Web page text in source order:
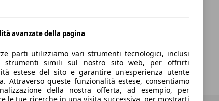
avanzate della pagina
parti utilizziamo vari strumenti tecnologici, inclusi
strumenti simili sul nostro sito web, per offrirti
estese del sito e garantire un'esperienza utente
Attraverso queste funzionalità estese, consentiamo
della nostra offerta, ad esempio, per